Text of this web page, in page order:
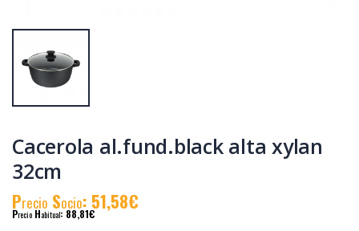
Cacerola al.fund.black alta xylan
32cm
Precio Socio: 51,58€
Precio Habitual: 88,81€